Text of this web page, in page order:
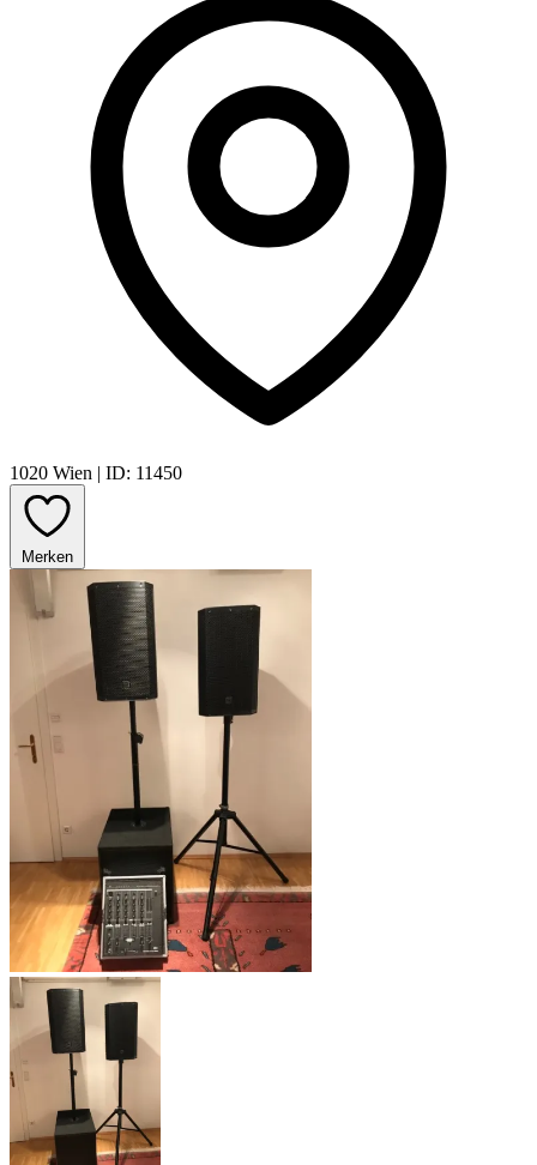
1020 Wien | ID: 11450
Merken